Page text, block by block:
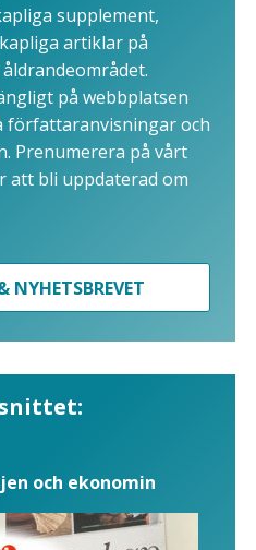
supplement,
artiklar på
på webbplatsen
författaranvisningar och
Prenumerera på vårt
att bli uppdaterad om
NYHETSBREVET
och ekonomin